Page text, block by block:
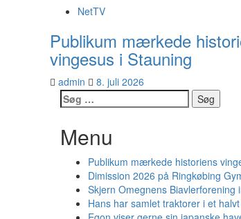
NetTV
Publikum mærkede
vingesus i Stauning
admin 8. juli 2026
Søg
efter:
Menu
Publikum mærkede historiens
Dimission 2026 på Ringkøbing
Skjern Omegnens Biavlerforening
Hans har samlet traktorer i et